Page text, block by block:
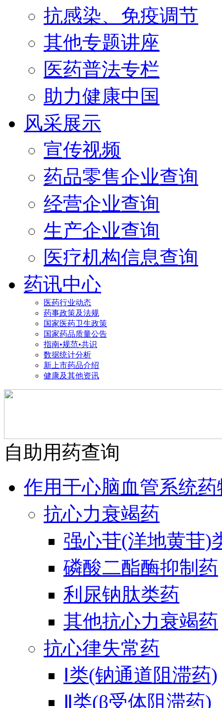
抗感染、免疫调节
其他专题讲座
医药普法专栏
助力健康中国
风采展示
宣传视频
药品零售企业查询
经营企业查询
生产企业查询
医疗机构信息查询
药讯中心
医药行业动态
药事政策及法规
国家医药卫生政策
国家药品质量公告
指南•规范•共识
数据统计分析
新上市药品介绍
健康及其他资讯
自助用药查询
作用于心脑血管系统药
抗心力衰竭药
强心苷(洋地黄苷)
磷酸二酯酶抑制药
利尿钠肽类药
其他抗心力衰竭药
抗心律失常药
Ⅰ类(钠通道阻滞药)
Ⅱ类(β受体阻滞药)